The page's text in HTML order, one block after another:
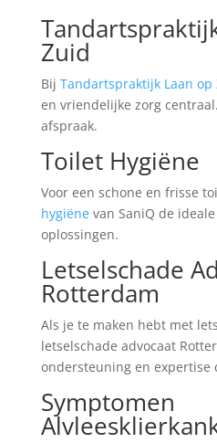
Zuid
Bij Tandartspraktijk Laan op
en vriendelijke zorg
afspraak.
Toilet Hygiëne
Voor een schone en frisse
hygiënevan SaniQ de
oplossingen.
Letselschade
Rotterdam
Als je te maken hebt met
letselschade advocaat
ondersteuning en expertise
Symptomen